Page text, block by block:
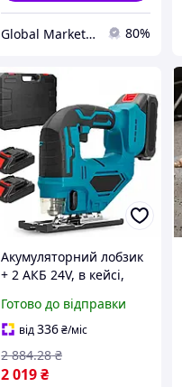
Global Market UA 80%
Акумуляторний лобзик
+ 2 АКБ 24V, в кейсі,
лобзик / Електролобзик
на акумуляторі
Готово до відправки
від336₴/міс
2 019₴
2 884.28 ₴